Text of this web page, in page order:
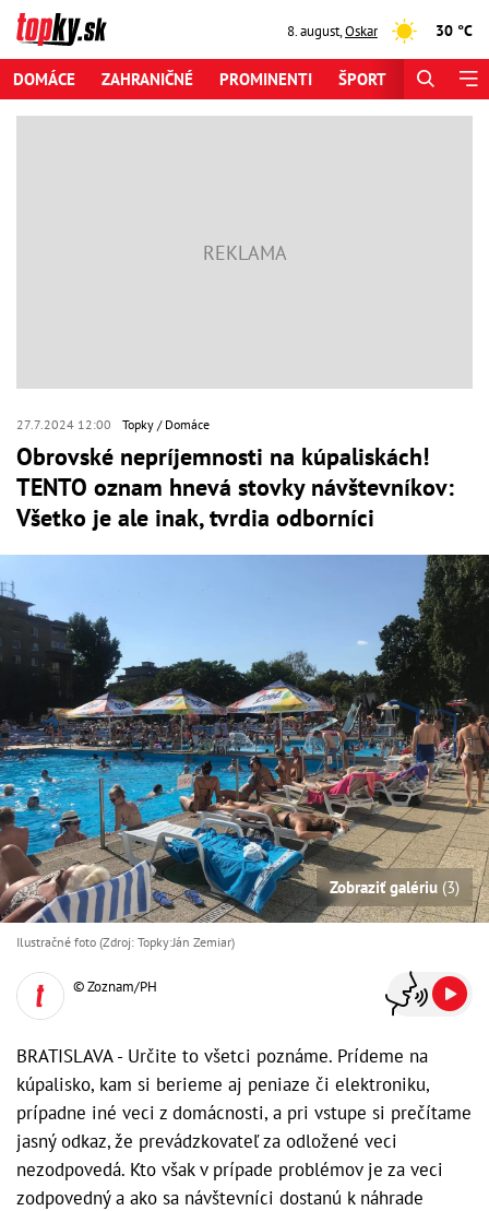
8. august,Oskar 30 °C
DOMÁCE ZAHRANIČNÉ PROMINENTI ŠPORT
27.7.2024 12:00 Topky Domáce
Obrovské nepríjemnosti na kúpaliskách!
TENTO oznam hnevá stovky návštevníkov:
Všetko je ale inak, tvrdia odborníci
Zobraziť galériu (3)
Ilustračné foto (Zdroj: Topky:Ján Zemiar)
© Zoznam/PH
BRATISLAVA - Určite to všetci poznáme. Prídeme na
kúpalisko, kam si berieme aj peniaze či elektroniku,
prípadne iné veci z domácnosti, a pri vstupe si prečítame
jasný odkaz, že prevádzkovateľ za odložené veci
nezodpovedá. Kto však v prípade problémov je za veci
zodpovedný a ako sa návštevníci dostanú k náhrade